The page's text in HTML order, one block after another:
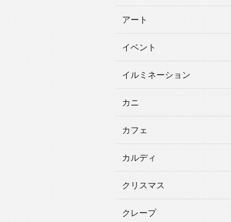
アート
イベント
イルミネーション
カニ
カフェ
カルディ
クリスマス
クレープ